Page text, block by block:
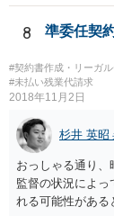
活動を⾏えない旨
動を妨害する旨
の濫⽤等）を例
る可能性があり、
す。 ただし、「※
は，具体的態様に
越的地位の濫⽤
義務等の内容や期
程度，代償措置
か等を考慮の上
るので、ご事案に
必要があります。
8 準委任契
#契約書作成・リーガ
#未払い残業代請求
2018年11月2日
杉井 英昭
おっしゃる通り
監督の状況によっ
れる可能性がある